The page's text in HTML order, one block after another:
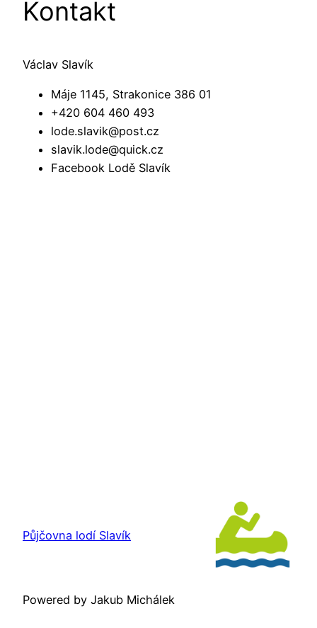
Kontakt
Václav Slavík
Máje 1145, Strakonice 386 01
+420 604 460 493
lode.slavik@post.cz
slavik.lode@quick.cz
Facebook Lodě Slavík
Půjčovna lodí Slavík
Powered by Jakub Michálek